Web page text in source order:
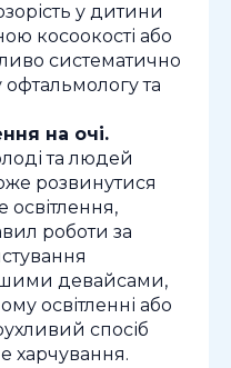
у дитини
косоокості або
систематично
та
на очі.
та людей
розвинутися
роботи за
девайсами,
освітленні або
спосіб
харчування.